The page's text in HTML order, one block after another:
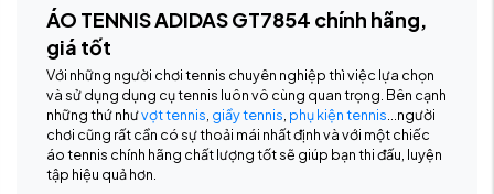
ÁO TENNIS ADIDAS GT7854 chính hãng,
giá tốt
Với những người chơi tennis chuyên nghiệp thì việc lựa chọn
và sử dụng dụng cụ tennis luôn vô cùng quan trọng. Bên cạnh
những thứ nhưvợt tennis, giầy tennis, phụ kiện tennis…người
chơi cũng rất cần có sự thoải mái nhất định và với một chiếc
áo tennis chính hãng chất lượng tốt sẽ giúp bạn thi đấu, luyện
tập hiệu quả hơn.